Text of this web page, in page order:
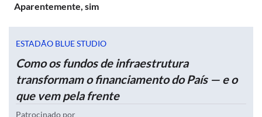
Aparentemente, sim
ESTADÃO BLUE STUDIO
Como os fundos de infraestrutura
transformam o financiamento do País — e o
que vem pela frente
Patrocinado por